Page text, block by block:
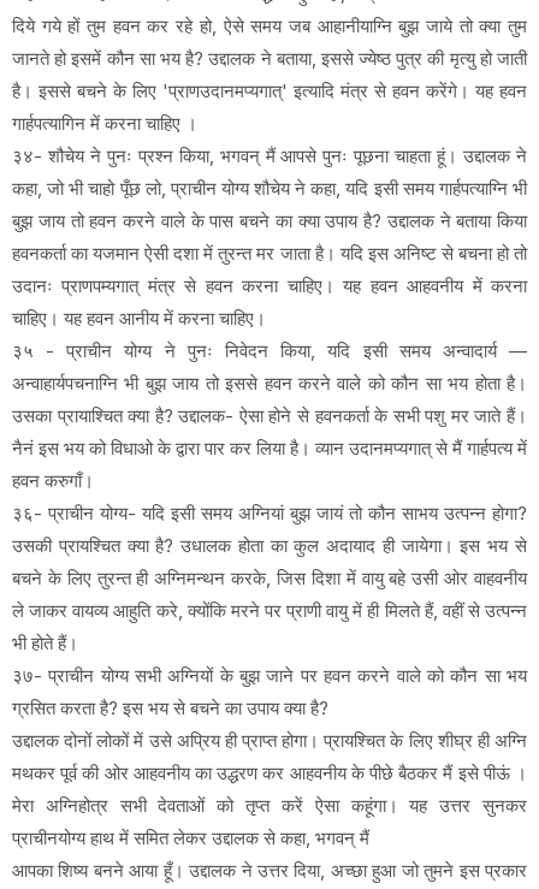
दिये गये हों तुम हवन कर रहे हो, ऐसे समय जब आहानीयाग्नि बुझ जाये तो क्या तुम
जानते हो इसमें कौन सा भय है? उद्दालक ने बताया, इससे ज्येष्ठ पुत्र की मृत्यु हो जाती
है। इससे बचने के लिए 'प्राणउदानमप्यगात्' इत्यादि मंत्र से हवन करेंगे। यह हवन
गार्हपत्यागिन में करना चाहिए ।
३४- शौचेय ने पुनः प्रश्न किया, भगवन् मैं आपसे पुनः पूछना चाहता हूं। उद्दालक ने
कहा, जो भी चाहो पूँछ लो, प्राचीन योग्य शौचेय ने कहा, यदि इसी समय गार्हपत्याग्नि भी
बुझ जाय तो हवन करने वाले के पास बचने का क्या उपाय है? उद्दालक ने बताया किया
हवनकर्ता का यजमान ऐसी दशा में तुरन्त मर जाता है। यदि इस अनिष्ट से बचना हो तो
उदानः प्राणपम्यगात् मंत्र से हवन करना चाहिए। यह हवन आहवनीय में करना
चाहिए। यह हवन आनीय में करना चाहिए।
३५ - प्राचीन योग्य ने पुनः निवेदन किया, यदि इसी समय अन्वादार्य —
अन्वाहार्यपचनाग्नि भी बुझ जाय तो इससे हवन करने वाले को कौन सा भय होता है।
उसका प्रायाश्चित क्या है? उद्दालक- ऐसा होने से हवनकर्ता के सभी पशु मर जाते हैं।
नैनं इस भय को विधाओ के द्वारा पार कर लिया है। व्यान उदानमप्यगात् से मैं गार्हपत्य में
हवन करुगाँ।
३६- प्राचीन योग्य- यदि इसी समय अग्नियां बुझ जायं तो कौन साभय उत्पन्न होगा?
उसकी प्रायश्चित क्या है? उधालक होता का कुल अदायाद ही जायेगा। इस भय से
बचने के लिए तुरन्त ही अग्निमन्थन करके, जिस दिशा में वायु बहे उसी ओर वाहवनीय
ले जाकर वायव्य आहुति करे, क्योंकि मरने पर प्राणी वायु में ही मिलते हैं, वहीं से उत्पन्न
भी होते हैं।
३७- प्राचीन योग्य सभी अग्नियों के बुझ जाने पर हवन करने वाले को कौन सा भय
ग्रसित करता है? इस भय से बचने का उपाय क्या है?
उद्दालक दोनों लोकों में उसे अप्रिय ही प्राप्त होगा। प्रायश्चित के लिए शीघ्र ही अग्नि
मथकर पूर्व की ओर आहवनीय का उद्धरण कर आहवनीय के पीछे बैठकर मैं इसे पीऊं ।
मेरा अग्निहोत्र सभी देवताओं को तृप्त करें ऐसा कहूंगा। यह उत्तर सुनकर
प्राचीनयोग्य हाथ में समित लेकर उद्दालक से कहा, भगवन् मैं
आपका शिष्य बनने आया हूँ। उद्दालक ने उत्तर दिया, अच्छा हुआ जो तुमने इस प्रकार